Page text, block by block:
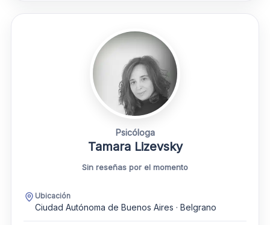
Psicóloga
Tamara Lizevsky
Sin reseñas por el momento
Ubicación
Ciudad Autónoma de Buenos Aires · Belgrano